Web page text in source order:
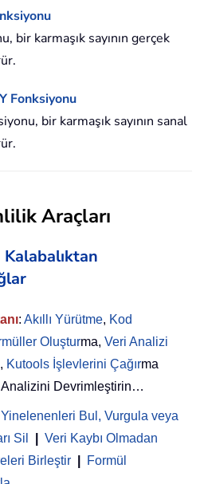
bir karmaşık sayının gerçek
Fonksiyonu
bir karmaşık sayının sanal
Araçları
: Akıllı Yürütme, Kod
Oluşturma, Veri Analizi
, Kutools İşlevlerini Çağırma
Analizini Devrimleştirin…
Yinelenenleri Bul, Vurgula veya
Sil
Veri Kaybı Olmadan
Birleştir
Formül